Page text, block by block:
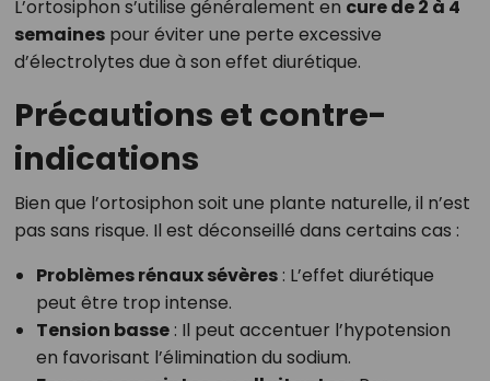
L’ortosiphon s’utilise généralement en cure de 2 à 4
semainespour éviter une perte excessive
d’électrolytes due à son effet diurétique.
Précautions et contre-
indications
Bien que l’ortosiphon soit une plante naturelle, il n’est
pas sans risque. Il est déconseillé dans certains cas :
Problèmes rénaux sévères: L’effet diurétique
peut être trop intense.
Tension basse: Il peut accentuer l’hypotension
en favorisant l’élimination du sodium.